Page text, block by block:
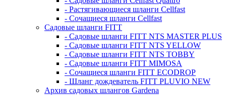
- Растягивающиеся шланги Cellfast
- Сочащиеся шланги Cellfast
Садовые шланги FITT
- Садовые шланги FITT NTS MASTER PLUS
- Садовые шланги FITT NTS YELLOW
- Садовые шланги FITT NTS TOBBY
- Садовые шланги FITT MIMOSA
- Сочащиеся шланги FITT ECODROP
- Шланг дождеватель FITT PLUVIO NEW
Архив садовых шлангов Gardena